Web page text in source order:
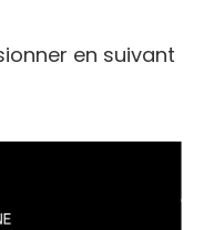
en suivant